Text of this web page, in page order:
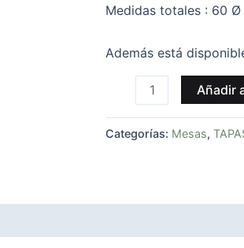
Medidas totales : 60 Ø
Además está
Añadir
Categorías: Mesas,